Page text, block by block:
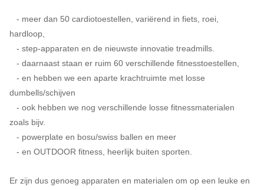
- meer dan 50 cardiotoestellen, variërend in fiets, roei,
hardloop,
- step-apparaten en de nieuwste innovatie treadmills.
- daarnaast staan er ruim 60 verschillende fitnesstoestellen,
- en hebben we een aparte krachtruimte met losse
dumbells/schijven
- ook hebben we nog verschillende losse fitnessmaterialen
zoals bijv.
- powerplate en bosu/swiss ballen en meer
- en OUTDOOR fitness, heerlijk buiten sporten.
Er zijn dus genoeg apparaten en materialen om op een leuke en